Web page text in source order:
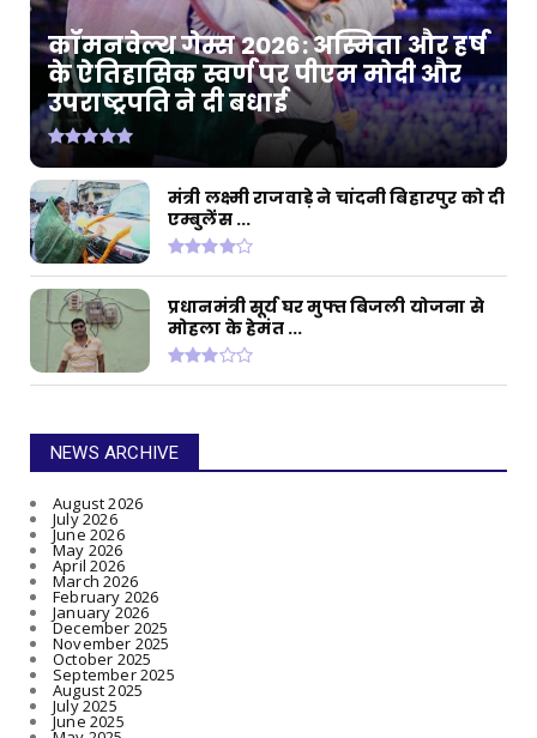
कॉमनवेल्थ गेम्स 2026: अस्मिता और हर्ष
के ऐतिहासिक स्वर्ण पर पीएम मोदी और
उपराष्ट्रपति ने दी बधाई
मंत्री लक्ष्मी राजवाड़े ने चांदनी बिहारपुर को दी
एम्बुलेंस ...
प्रधानमंत्री सूर्य घर मुफ्त बिजली योजना से
मोहला के हेमंत ...
NEWS ARCHIVE
August 2026
July 2026
June 2026
May 2026
April 2026
March 2026
February 2026
January 2026
December 2025
November 2025
October 2025
September 2025
August 2025
July 2025
June 2025